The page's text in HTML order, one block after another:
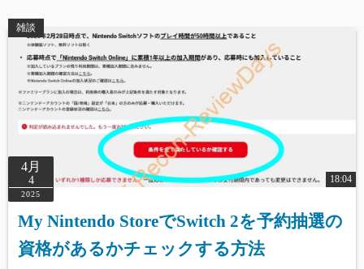
雑談
4月
4
2025
18:04
My Nintendo StoreでSwitch 2を予約抽選の
資格があるかチェックする方法